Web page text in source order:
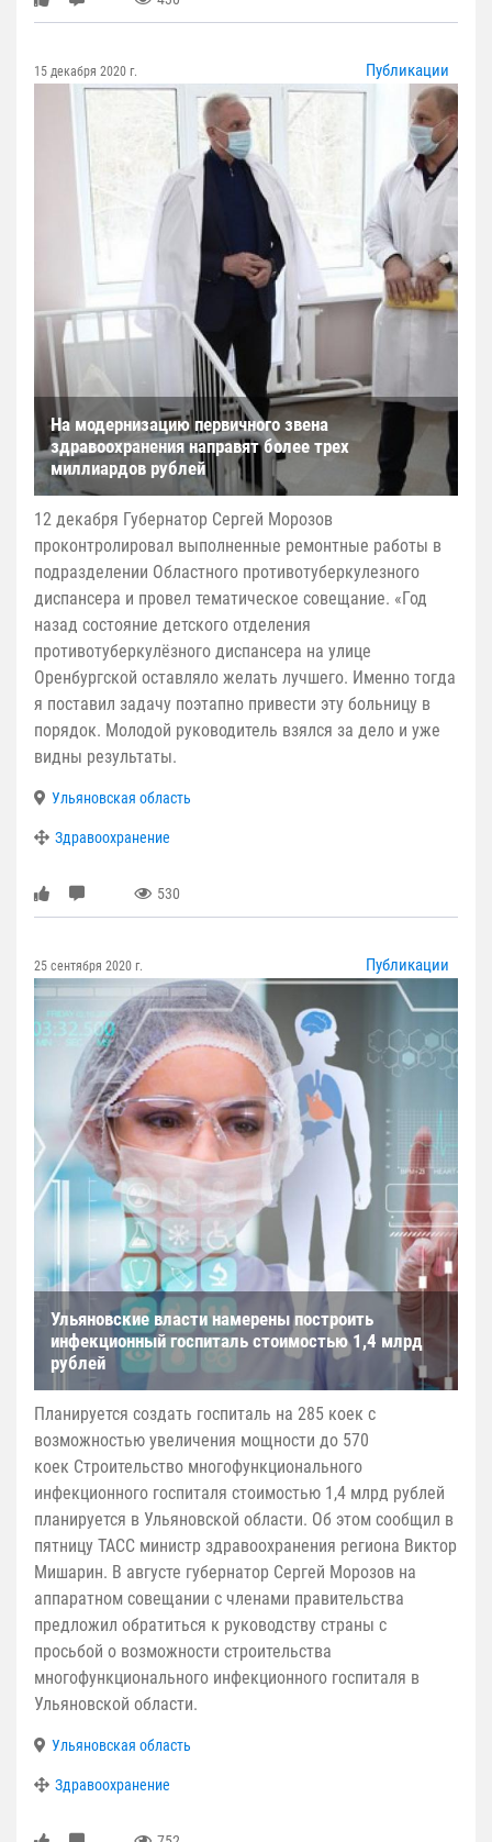
15 декабря 2020 г. Публикации
На модернизацию первичного звена
здравоохранения направят более трех
миллиардов рублей
12 декабря Губернатор Сергей Морозов
проконтролировал выполненные ремонтные работы в
подразделении Областного противотуберкулезного
диспансера и провел тематическое совещание. «Год
назад состояние детского отделения
противотуберкулёзного диспансера на улице
Оренбургской оставляло желать лучшего. Именно тогда
я поставил задачу поэтапно привести эту больницу в
порядок. Молодой руководитель взялся за дело и уже
видны результаты.
Ульяновская область
Здравоохранение
530
25 сентября 2020 г. Публикации
Ульяновские власти намерены построить
инфекционный госпиталь стоимостью 1,4 млрд
рублей
Планируется создать госпиталь на 285 коек с
возможностью увеличения мощности до 570
коек Строительство многофункционального
инфекционного госпиталя стоимостью 1,4 млрд рублей
планируется в Ульяновской области. Об этом сообщил в
пятницу ТАСС министр здравоохранения региона Виктор
Мишарин. В августе губернатор Сергей Морозов на
аппаратном совещании с членами правительства
предложил обратиться к руководству страны с
просьбой о возможности строительства
многофункционального инфекционного госпиталя в
Ульяновской области.
Ульяновская область
Здравоохранение